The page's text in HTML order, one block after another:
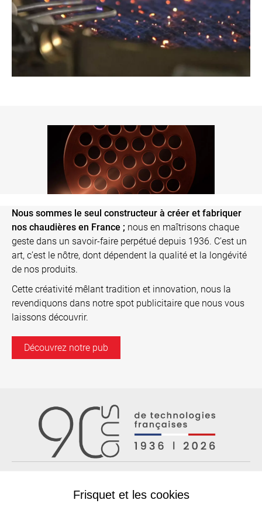
Nous sommes le seul constructeur à créer et fabriquer
nos chaudières en France ; nous en maîtrisons chaque
geste dans un savoir-faire perpétué depuis 1936. C’est un
art, c’est le nôtre, dont dépendent la qualité et la longévité
de nos produits.
Cette créativité mêlant tradition et innovation, nous la
revendiquons dans notre spot publicitaire que nous vous
laissons découvrir.
Découvrez notre pub
Frisquet et les cookies